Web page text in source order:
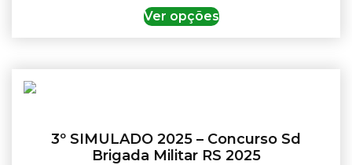
Ver opções
3º SIMULADO 2025 – Concurso Sd
Brigada Militar RS 2025